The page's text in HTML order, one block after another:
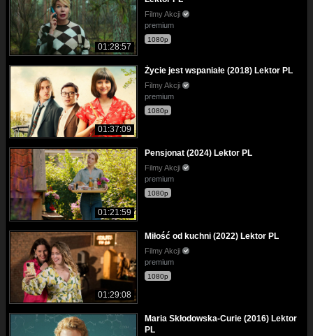
01:28:57
Filmy Akcji
premium
1080p
01:37:09
Życie jest wspaniałe (2018) Lektor PL
Filmy Akcji
premium
1080p
01:21:59
Pensjonat (2024) Lektor PL
Filmy Akcji
premium
1080p
01:29:08
Miłość od kuchni (2022) Lektor PL
Filmy Akcji
premium
1080p
Maria Skłodowska-Curie (2016) Lektor
PL